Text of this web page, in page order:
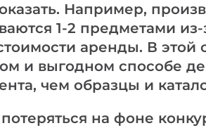
Например,
1-2 предметами
аренды. В этой
и выгодном способе
чем образцы и
на фоне